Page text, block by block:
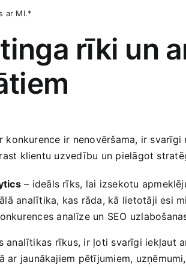
ar MI.*
rīki un⁢
konkurence ir nenovēršama, ir
klientu​ uzvedību un pielāgot
– ideāls rīks, lai izsekotu
analītika, kas rāda, kā lietotāji esi
analīze un SEO
analītikas rīkus, ir ļoti​ svarīgi iekļaut
ar jaunākajiem pētījumiem,